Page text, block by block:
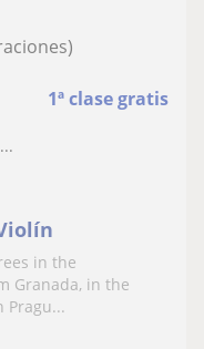
1ª clase gratis
in the
Granada, in the
Pragu...